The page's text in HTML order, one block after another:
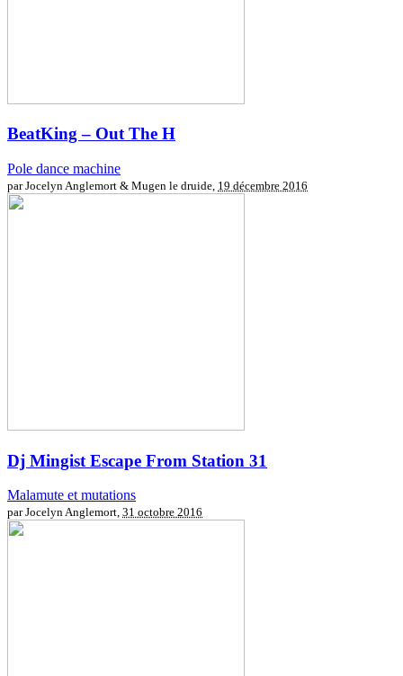
BeatKing – Out The H
Pole dance machine
par Jocelyn Anglemort & Mugen le druide, 19 décembre 2016
Dj Mingist Escape From Station 31
Malamute et mutations
par Jocelyn Anglemort, 31 octobre 2016